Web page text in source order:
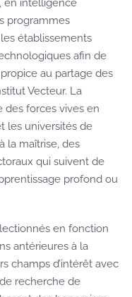
en intelligence
programmes
établissements
afin de
au partage des
Vecteur. La
des forces vives en
les universités de
la maîtrise, des
qui suivent de
profond ou
en fonction
antérieures à la
champs d’intérêt avec
recherche de